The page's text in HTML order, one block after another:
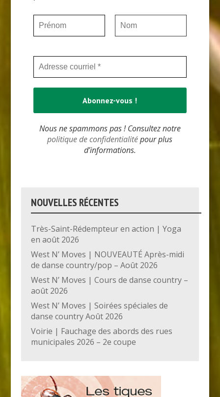
Nous ne spammons pas ! Consultez notre
politique de confidentialitépour plus
d’informations.
NOUVELLES RÉCENTES
Très-Saint-Rédempteur en action | Yoga
en août 2026
West N’ Moves | NOUVEAUTÉ Après-midi
de danse country/pop – Août 2026
West N’ Moves | Cours de danse country –
août 2026
West N’ Moves | Soirées spéciales de
danse country Août 2026
Voirie | Fauchage des abords des rues
municipales 2026 – 2e coupe